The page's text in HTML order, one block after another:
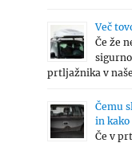
Več
Če že
prtljažnika v
Čemu
in
Če v